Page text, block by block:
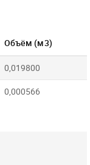
Объём (м3)
0,019800
0,000566